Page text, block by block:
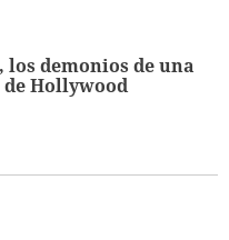
los demonios de una
Hollywood